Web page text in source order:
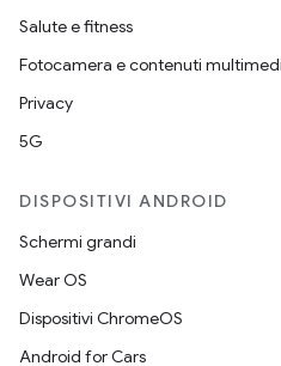
Salute e fitness
Fotocamera e contenuti
Privacy
5G
DISPOSITIVI ANDROID
Schermi grandi
Wear OS
Dispositivi ChromeOS
Android for Cars